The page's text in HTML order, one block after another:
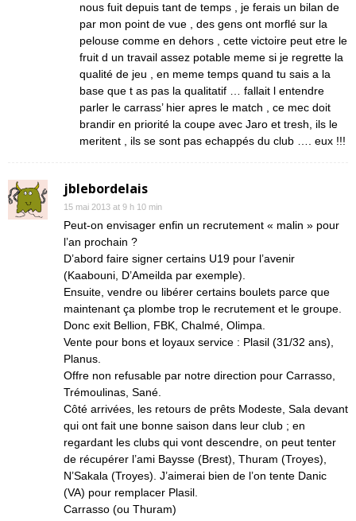
nous fuit depuis tant de temps , je ferais un bilan de
par mon point de vue , des gens ont morflé sur la
pelouse comme en dehors , cette victoire peut etre le
fruit d un travail assez potable meme si je regrette la
qualité de jeu , en meme temps quand tu sais a la
base que t as pas la qualitatif … fallait l entendre
parler le carrass’ hier apres le match , ce mec doit
brandir en priorité la coupe avec Jaro et tresh, ils le
meritent , ils se sont pas echappés du club …. eux !!!
jblebordelais
15 mai 2013 at 9 h 10 min
Peut-on envisager enfin un recrutement « malin » pour
l’an prochain ?
D’abord faire signer certains U19 pour l’avenir
(Kaabouni, D’Ameilda par exemple).
Ensuite, vendre ou libérer certains boulets parce que
maintenant ça plombe trop le recrutement et le groupe.
Donc exit Bellion, FBK, Chalmé, Olimpa.
Vente pour bons et loyaux service : Plasil (31/32 ans),
Planus.
Offre non refusable par notre direction pour Carrasso,
Trémoulinas, Sané.
Côté arrivées, les retours de prêts Modeste, Sala devant
qui ont fait une bonne saison dans leur club ; en
regardant les clubs qui vont descendre, on peut tenter
de récupérer l’ami Baysse (Brest), Thuram (Troyes),
N’Sakala (Troyes). J’aimerai bien de l’on tente Danic
(VA) pour remplacer Plasil.
Carrasso (ou Thuram)